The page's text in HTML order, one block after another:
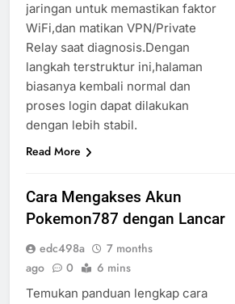
jaringan untuk memastikan faktor
WiFi,dan matikan VPN/Private
Relay saat diagnosis.Dengan
langkah terstruktur ini,halaman
biasanya kembali normal dan
proses login dapat dilakukan
dengan lebih stabil.
Read More
Cara Mengakses Akun
Pokemon787 dengan Lancar
edc498a
7 months
ago
0 6 mins
Temukan panduan lengkap cara